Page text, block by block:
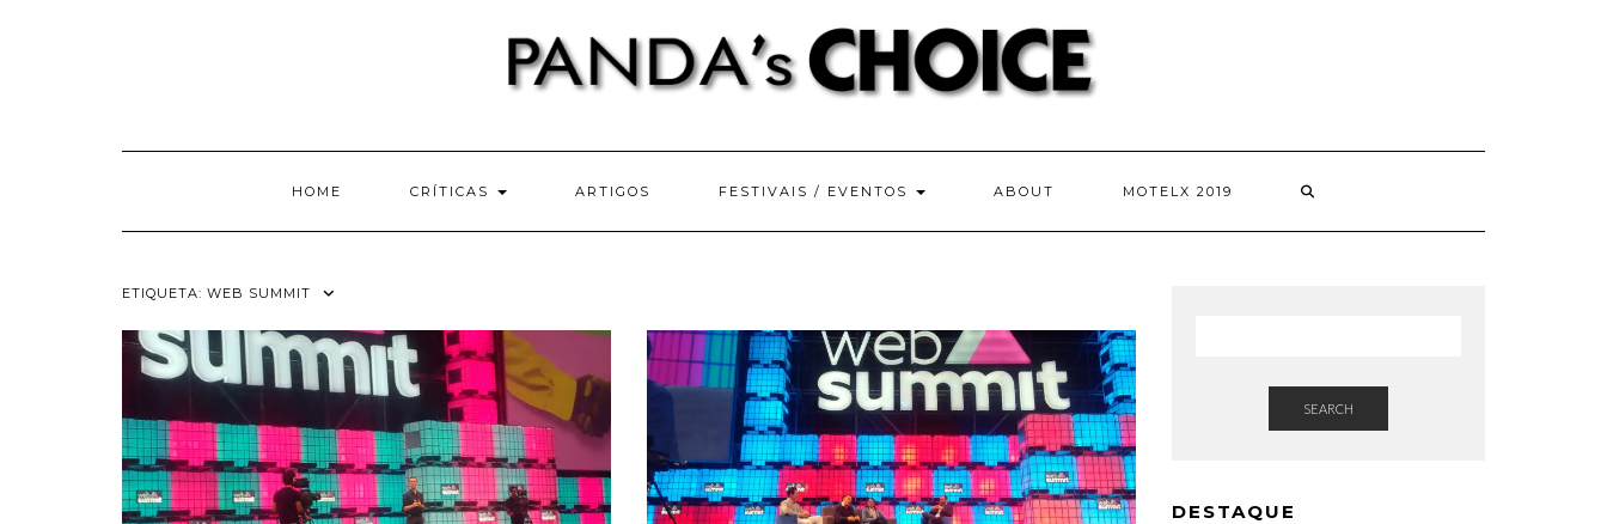
HOME CRÍTICAS ARTIGOS FESTIVAIS / EVENTOS ABOUT MOTELX 2019
ETIQUETA: WEB SUMMIT
SEARCH
DESTAQUE